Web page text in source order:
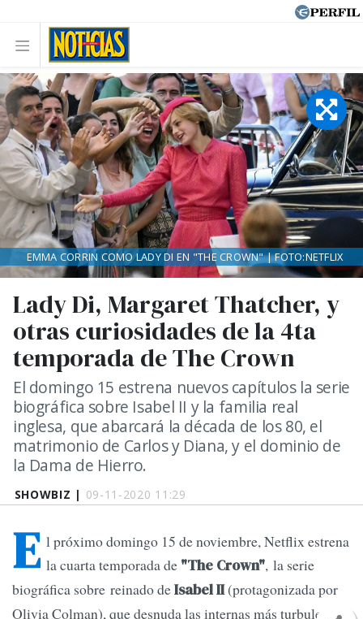
SHOWBIZ | 09-11-2020 11:29
Lady Di, Margaret Thatcher, y
otras curiosidades de la 4ta
temporada de The Crown
El domingo 15 estrena nuevos capítulos la serie
biográfica sobre Isabel II y la familia real
inglesa, que abarcará la década de los 80, el
matrimonio de Carlos y Diana, y el dominio de
la Dama de Hierro.
EMMA CORRIN COMO LADY DI EN "THE CROWN" | FOTO:NETFLIX
E l próximo domingo 15 de noviembre, Netflix estrena
la cuarta temporada de "The Crown", la serie
biográfica sobre reinado deIsabel II(protagonizada por
Olivia Colman), que desnuda las internas más turbulentas